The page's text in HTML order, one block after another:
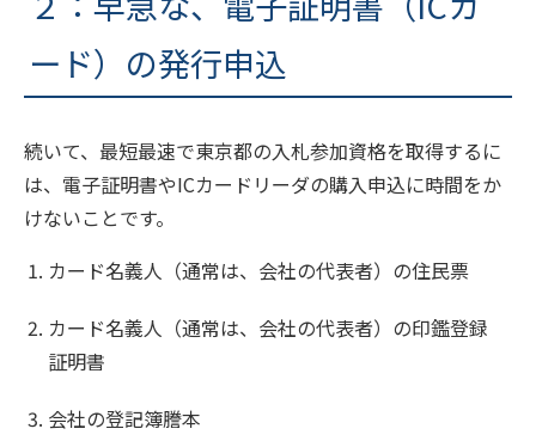
ード）の発行申込
続いて、最短最速で東京都の入札参加資格を取得するに
は、電子証明書やICカードリーダの購入申込に時間をか
けないことです。
カード名義人（通常は、会社の代表者）の住民票
カード名義人（通常は、会社の代表者）の印鑑登録
証明書
会社の登記簿謄本